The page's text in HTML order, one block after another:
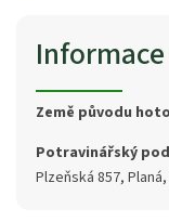
Země původu
Potravinářský
Plzeňská 857, Planá,